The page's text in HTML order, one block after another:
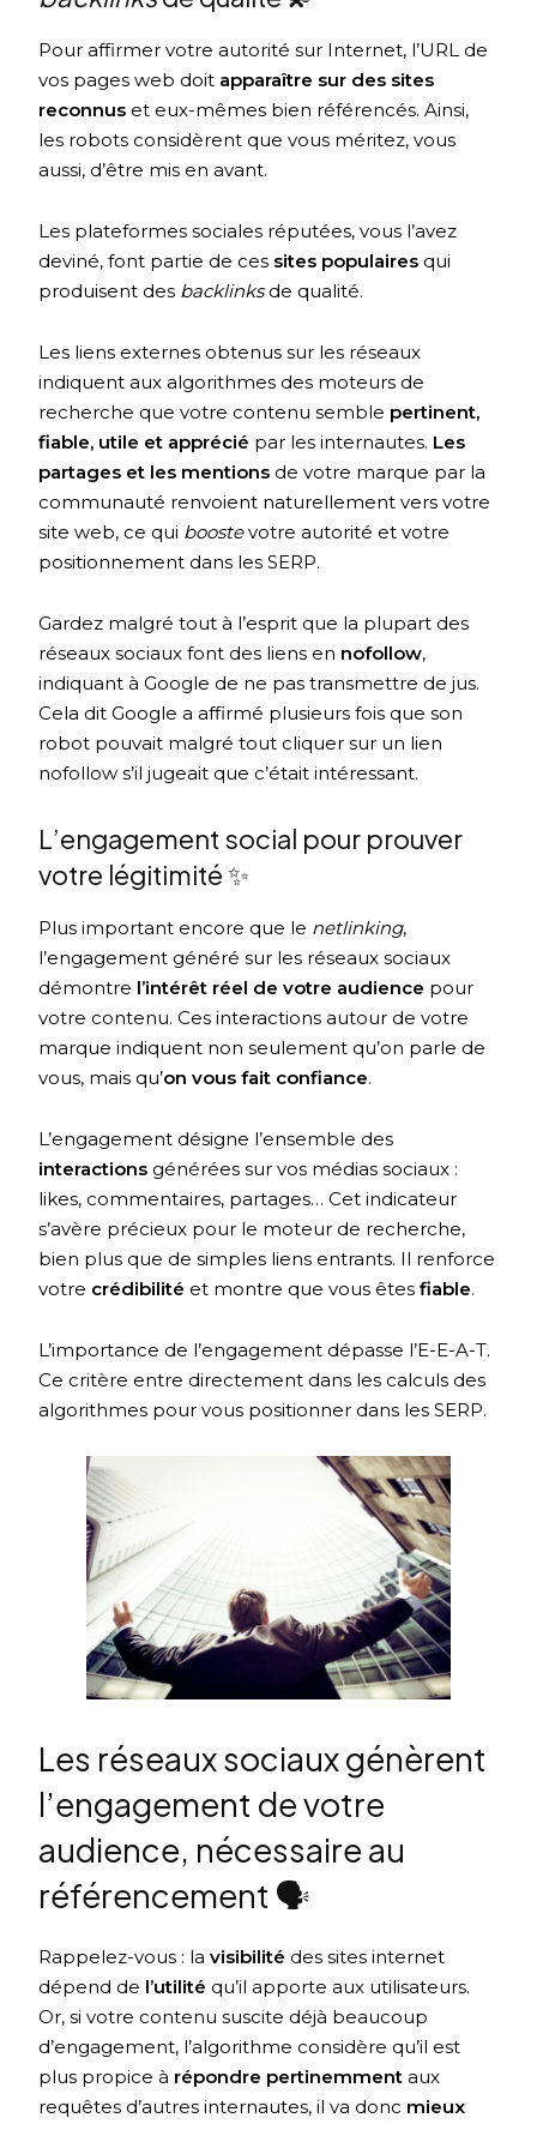
Pour affirmer votre autorité sur Internet, l’URL de
vos pages web doit apparaître sur des sites
reconnus et eux-mêmes bien référencés. Ainsi,
les robots considèrent que vous méritez, vous
aussi, d’être mis en avant.
Les plateformes sociales réputées, vous l’avez
deviné, font partie de ces sites populaires qui
produisent des backlinksde qualité.
Les liens externes obtenus sur les réseaux
indiquent aux algorithmes des moteurs de
recherche que votre contenu semble pertinent,
fiable, utile et apprécié par les internautes. Les
partages et les mentions de votre marque par la
communauté renvoient naturellement vers votre
site web, ce qui boostevotre autorité et votre
positionnement dans les SERP.
Gardez malgré tout à l’esprit que la plupart des
réseaux sociaux font des liens en nofollow,
indiquant à Google de ne pas transmettre de jus.
Cela dit Google a affirmé plusieurs fois que son
robot pouvait malgré tout cliquer sur un lien
nofollow s’il jugeait que c’était intéressant.
L’engagement social pour prouver
votre légitimité ✨
Plus important encore que le netlinking,
l’engagement généré sur les réseaux sociaux
démontre l’intérêt réel de votre audience pour
votre contenu. Ces interactions autour de votre
marque indiquent non seulement qu’on parle de
vous, mais qu’on vous fait confiance.
L’engagement désigne l’ensemble des
interactions générées sur vos médias sociaux :
likes, commentaires, partages… Cet indicateur
s’avère précieux pour le moteur de recherche,
bien plus que de simples liens entrants. Il renforce
votre crédibilité et montre que vous êtesfiable.
L’importance de l’engagement dépasse l’E-E-A-T.
Ce critère entre directement dans les calculs des
algorithmes pour vous positionner dans les SERP.
Les réseaux sociaux génèrent
l’engagement de votre
audience, nécessaire au
référencement 🗣️
Rappelez-vous : lavisibilité des sites internet
dépend de l’utilité qu’il apporte aux utilisateurs.
Or, si votre contenu suscite déjà beaucoup
d’engagement, l’algorithme considère qu’il est
plus propice à répondre pertinemment aux
requêtes d’autres internautes, il va donc mieux